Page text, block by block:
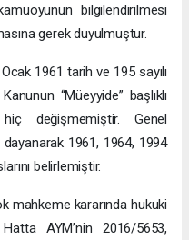
bilgilendirilmesi
gerek duyulmuştur.
1961 tarih ve 195 sayılı
“Müeyyide” başlıklı
değişmemiştir. Genel
1961, 1964, 1994
belirlemiştir.
mahkeme kararında hukuki
AYM’nin 2016/5653,